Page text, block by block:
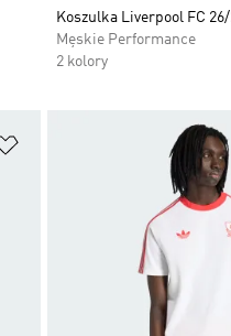
Koszulka Liverpool FC
Męskie Performance
2 kolory
Dodaj do listy życzeń